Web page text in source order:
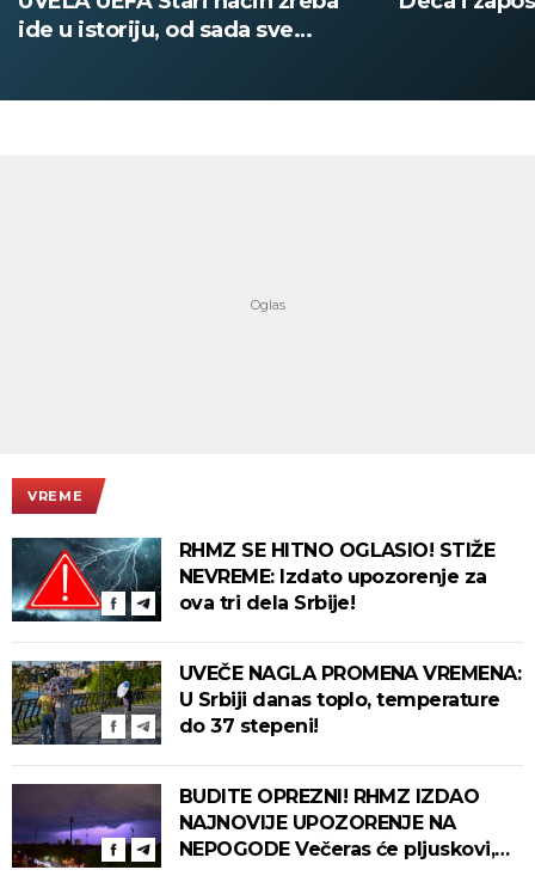
VREME
RHMZ SE HITNO OGLASIO! STIŽE
NEVREME: Izdato upozorenje za
ova tri dela Srbije!
UVEČE NAGLA PROMENA VREMENA:
U Srbiji danas toplo, temperature
do 37 stepeni!
BUDITE OPREZNI! RHMZ IZDAO
NAJNOVIJE UPOZORENJE NA
NEPOGODE Večeras će pljuskovi,